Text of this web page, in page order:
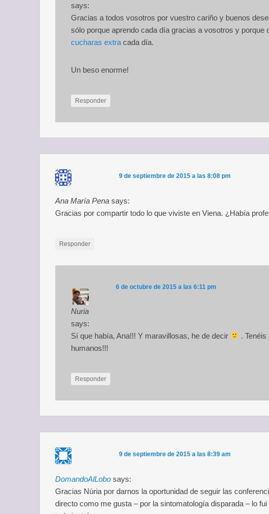
says:
Gracias a todos vosotros por vuestro cariño y buenos
sólo porque aprendo cada día gracias a vosotros y porque
cucharas extra cada día.
Un beso enorme!
Responder
9 de septiembre de 2015 a las 8:08 pm
Ana María Pena says:
Gracias por compartir todo lo que viviste en Viena. ¿Había
Responder
6 de octubre de 2015 a las 6:11 pm
Nuria
says:
Sí que había, Ana!!! Y maravillosas, he de decir
.
humanos!!!
Responder
9 de septiembre de 2015 a las 8:39 am
DomandoAlLobo says:
Gracias Núria por darnos la oportunidad de seguir las
directo como me gusta – por la sintomatología disparada – lo